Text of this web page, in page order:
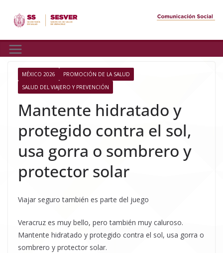
MÉXICO 2026
PROMOCIÓN DE LA SALUD
SALUD DEL VIAJERO Y PREVENCIÓN
Mantente hidratado y
protegido contra el sol,
usa gorra o sombrero y
protector solar
Viajar seguro también es parte del juego
Veracruz es muy bello, pero también muy caluroso.
Mantente hidratado y protegido contra el sol, usa gorra o
sombrero y protector solar.